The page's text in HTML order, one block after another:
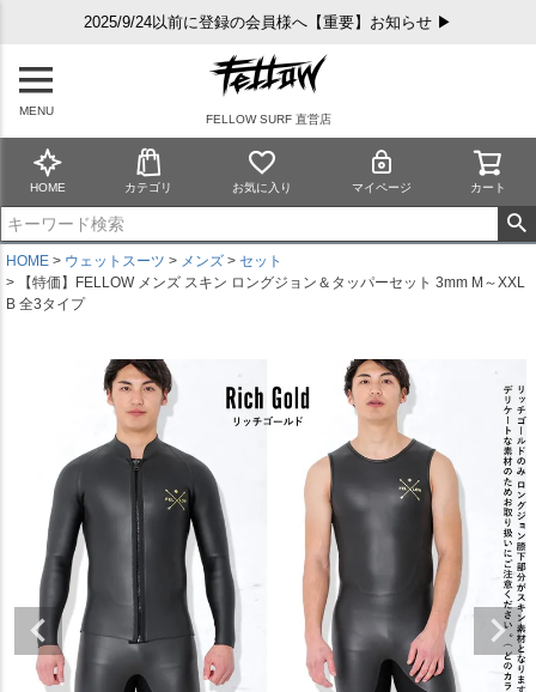
2025/9/24以前に登録の会員様へ【重要】お知らせ ▶
MENU
FELLOW SURF 直営店
HOME カテゴリ お気に入り マイページ カート
HOME ウェットスーツ メンズ
セット
【特価】FELLOW メンズ スキン ロングジョン＆タッパーセット 3mm M～XXL
B 全3タイプ